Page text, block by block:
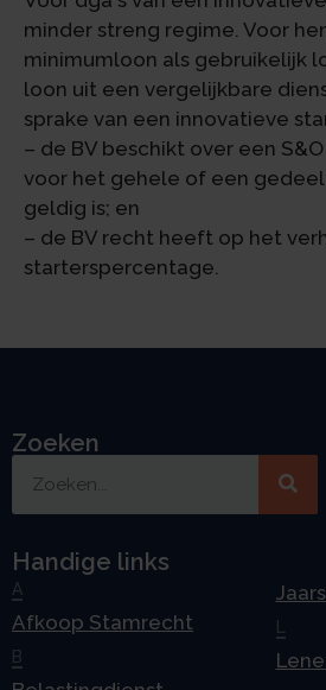
minder streng regime. Voor
minimumloon als gebruikelijk
loon uit een vergelijkbare
sprake van een innovatieve
– de BV beschikt over een
voor het gehele of een
geldig is; en
– de BV recht heeft op het
starterspercentage.
Zoeken
Handige links
A
Afkoop Stamrecht
B